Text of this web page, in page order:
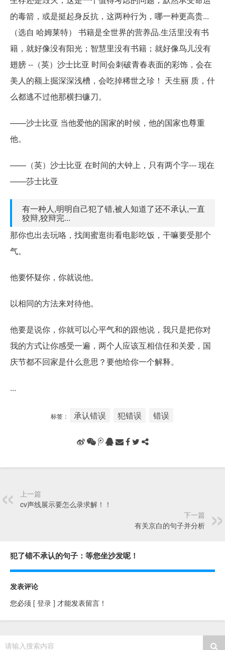
的毒箭，或是挺起身反抗，这两种行为，哪一种更高贵...
（选自 哈姆莱特） 书籍是全世界的营养品.生活里没有书
籍，就好像没有阳光；智慧里没有书籍；就好像鸟儿没有
翅膀 --（英）沙士比亚 时间会刺破青春表面的彩饰，会在
美人的额上掘深深浅槽，会吃掉稀世之珍！ 天生丽 质，什
么都逃不过他那横扫镰刀。
——沙士比亚 当他爱他的国家的时候，他的国家也尊重
他。
——（英）沙士比亚 在时间的大钟上，只有两个字--- 现在
——莎士比亚
有一种人,明明自己犯了错,被人知道了还不承认,一直
狡辩,狡辩完...
那你也出去玩咯，找闺蜜逛街看电影吃饭，干嘛要受那个
气。
他要怀疑你，你就说他。
以相同的方法来对待他。
他要是说你，你就可以心平气和的跟他说，我只是把你对
我的方式让你感受一遍，两个人应该互相信任和关爱，国
庆节都不回家是什么意思？要他给你一个解释。
...
标签： 承认错误 犯错误 错误
上一篇
cv声线展示要怎么录求解！！
下一篇
有关京白的句子并分析
犯了错不承认的句子：等您坐沙发呢！
发表评论
您必须 [ 登录 ] 才能发表留言！
请输入搜索内容